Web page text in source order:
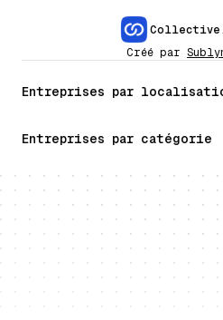
Créé par
Entreprises par
Entreprises par catégorie